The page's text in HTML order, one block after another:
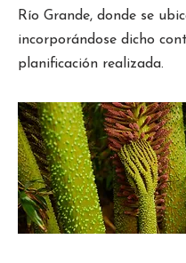
Río Grande, donde se
incorporándose dicho
planificación realizada.